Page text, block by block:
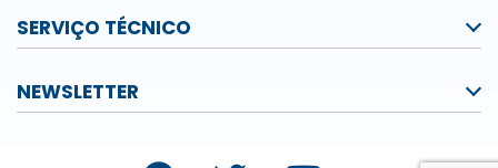
SERVIÇO TÉCNICO
NEWSLETTER